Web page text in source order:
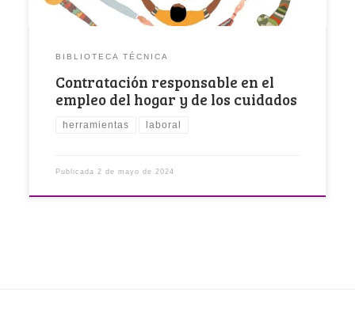
BIBLIOTECA TÉCNICA
Contratación responsable en el
empleo del hogar y de los cuidados
herramientas laboral
Publicada 2 de mayo de 2024